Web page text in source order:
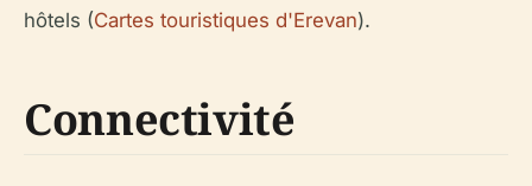
hôtels (Cartes touristiques d'Erevan).
Connectivité